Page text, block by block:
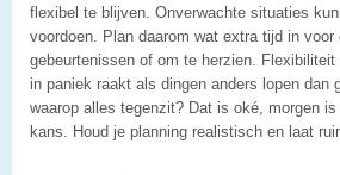
flexibel te blijven. Onverwachte situaties
voordoen. Plan daarom wat extra tijd in voor
gebeurtenissen of om te herzien.
in paniek raakt als dingen anders lopen dan
waarop alles tegenzit? Dat is oké, morgen is
kans. Houd je planning realistisch en laat